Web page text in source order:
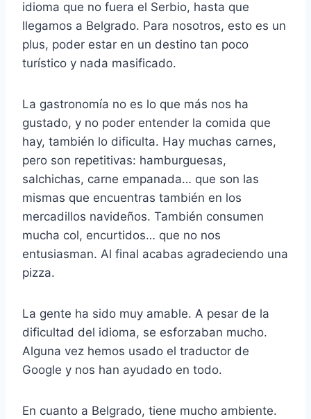
idioma que no fuera el Serbio, hasta que
llegamos a Belgrado. Para nosotros, esto es un
plus, poder estar en un destino tan poco
turístico y nada masificado.
La gastronomía no es lo que más nos ha
gustado, y no poder entender la comida que
hay, también lo dificulta. Hay muchas carnes,
pero son repetitivas: hamburguesas,
salchichas, carne empanada… que son las
mismas que encuentras también en los
mercadillos navideños. También consumen
mucha col, encurtidos… que no nos
entusiasman. Al final acabas agradeciendo una
pizza.
La gente ha sido muy amable. A pesar de la
dificultad del idioma, se esforzaban mucho.
Alguna vez hemos usado el traductor de
Google y nos han ayudado en todo.
En cuanto a Belgrado, tiene mucho ambiente.